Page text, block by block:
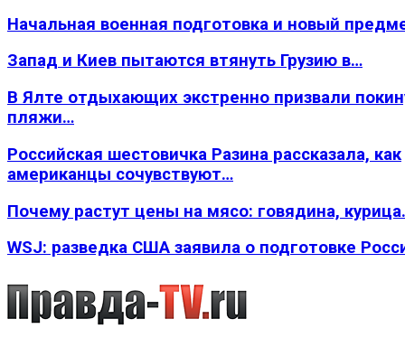
Начальная военная подготовка и новый
Запад и Киев пытаются втянуть Грузию в…
В Ялте отдыхающих экстренно призвали
пляжи…
Российская шестовичка Разина рассказала, как
американцы сочувствуют…
Почему растут цены на мясо: говядина,
WSJ: разведка США заявила о подготовке